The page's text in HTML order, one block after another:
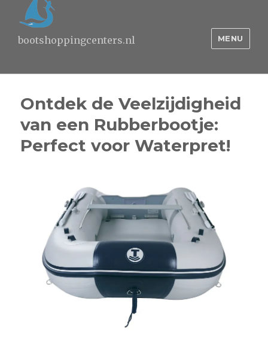
bootshoppingcenters.nl MENU
Ontdek de Veelzijdigheid
van een Rubberbootje:
Perfect voor Waterpret!